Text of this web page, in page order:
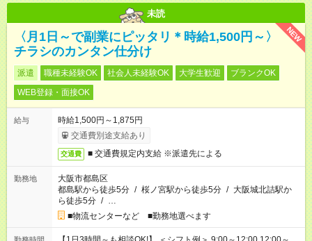
未読
NEW
〈月1日～で副業にピッタリ＊時給1,500円～〉
チラシのカンタン仕分け
派遣 職種未経験OK 社会人未経験OK 大学生歓迎
ブランクOK
WEB登録・面接OK
給与
時給1,500円～1,875円
交通費別途支給あり
交通費 ■ 交通費規定内支給 ※派遣先による
勤務地
大阪市都島区
都島駅から徒歩5分 / 桜ノ宮駅から徒歩5分 / 大阪城北詰駅か
ら徒歩5分 / …
■物流センターなど ■勤務地選べます